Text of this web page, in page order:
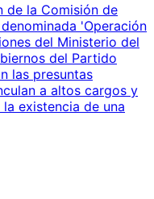
de la Comisión de
'Operación
del Ministerio del
del Partido
las presuntas
a altos cargos y
existencia de una